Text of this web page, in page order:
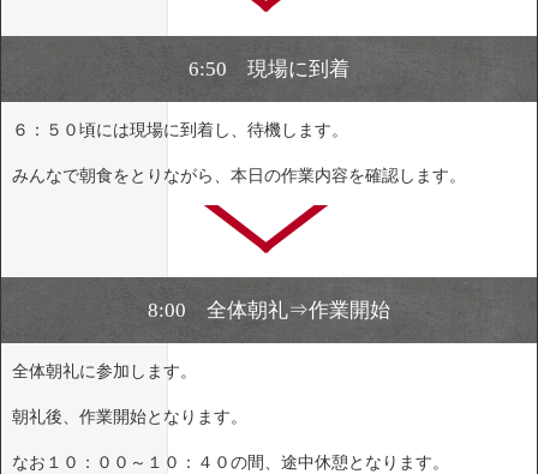
6:50 現場に到着
６：５０頃には現場に到着し、待機します。
みんなで朝食をとりながら、本日の作業内容を確認します。
8:00 全体朝礼⇒作業開始
全体朝礼に参加します。
朝礼後、作業開始となります。
なお１０：００～１０：４０の間、途中休憩となります。